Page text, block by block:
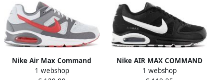
Nike Air Max Command
Heren Sneaker Sneakers
1 webshop
Nike AIR MAX COMMAND
629993
1 webshop